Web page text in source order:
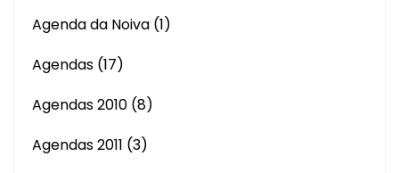
Agenda da Noiva (1)
Agendas (17)
Agendas 2010 (8)
Agendas 2011 (3)